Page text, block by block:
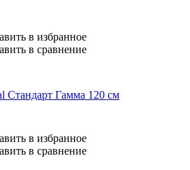
в избранное
в сравнение
Стандарт Гамма 120 см
в избранное
в сравнение